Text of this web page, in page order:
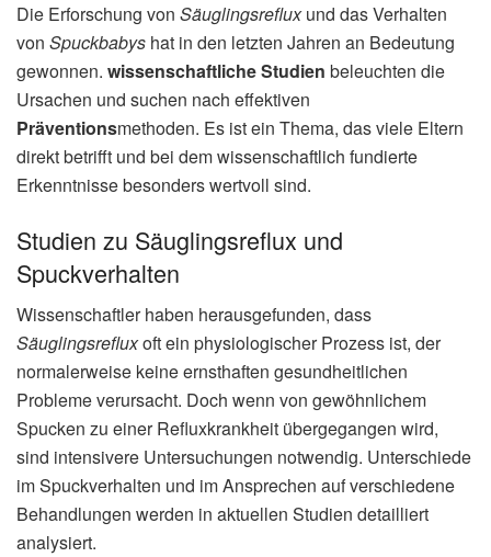
Die Erforschung von Säuglingsrefluxund das Verhalten
von Spuckbabys hat in den letzten Jahren an Bedeutung
gewonnen. wissenschaftliche Studien beleuchten die
Ursachen und suchen nach effektiven
Präventionsmethoden. Es ist ein Thema, das viele Eltern
direkt betrifft und bei dem wissenschaftlich fundierte
Erkenntnisse besonders wertvoll sind.
Studien zu Säuglingsreflux und
Spuckverhalten
Wissenschaftler haben herausgefunden, dass
Säuglingsrefluxoft ein physiologischer Prozess ist, der
normalerweise keine ernsthaften gesundheitlichen
Probleme verursacht. Doch wenn von gewöhnlichem
Spucken zu einer Refluxkrankheit übergegangen wird,
sind intensivere Untersuchungen notwendig. Unterschiede
im Spuckverhalten und im Ansprechen auf verschiedene
Behandlungen werden in aktuellen Studien detailliert
analysiert.